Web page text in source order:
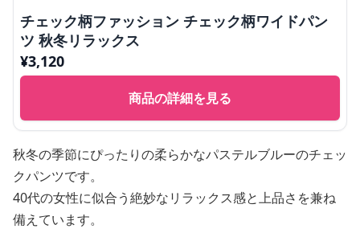
チェック柄ファッション チェック柄ワイドパン
ツ 秋冬リラックス
¥3,120
商品の詳細を見る
秋冬の季節にぴったりの柔らかなパステルブルーのチェッ
クパンツです。
40代の女性に似合う絶妙なリラックス感と上品さを兼ね
備えています。